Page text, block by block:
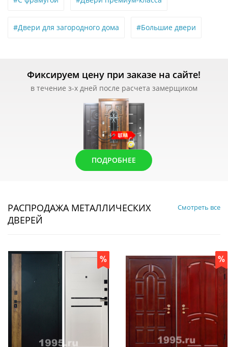
#Двери для загородного дома #Большие двери
Фиксируем цену при заказе на сайте!
в течение з-х дней после расчета замерщиком
ПОДРОБНЕЕ
РАСПРОДАЖА МЕТАЛЛИЧЕСКИХ
ДВЕРЕЙ
Смотреть все